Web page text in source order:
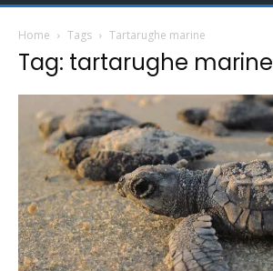
Home Tags Tartarughe marine
Tag: tartarughe marine